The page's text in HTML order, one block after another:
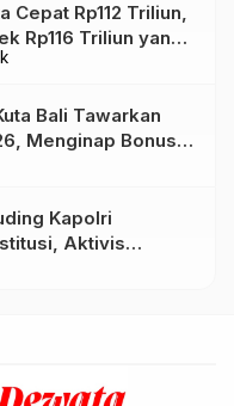
Cepat Rp112 Triliun,
Rp116 Triliun yang
Bali Tawarkan
Menginap Bonus
Mulai Rp88.888
Kapolri
Aktivis
Sejarah